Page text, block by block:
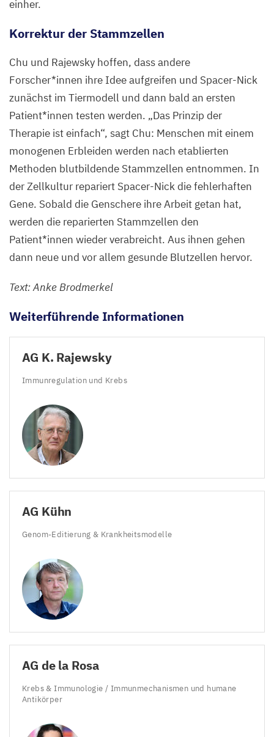
einher.
Korrektur der Stammzellen
Chu und Rajewsky hoffen, dass andere
Forscher*innen ihre Idee aufgreifen und Spacer-Nick
zunächst im Tiermodell und dann bald an ersten
Patient*innen testen werden. „Das Prinzip der
Therapie ist einfach“, sagt Chu: Menschen mit einem
monogenen Erbleiden werden nach etablierten
Methoden blutbildende Stammzellen entnommen. In
der Zellkultur repariert Spacer-Nick die fehlerhaften
Gene. Sobald die Genschere ihre Arbeit getan hat,
werden die reparierten Stammzellen den
Patient*innen wieder verabreicht. Aus ihnen gehen
dann neue und vor allem gesunde Blutzellen hervor.
Text: Anke Brodmerkel
Weiterführende Informationen
AG K. Rajewsky
Immunregulation und Krebs
AG Kühn
Genom-Editierung & Krankheitsmodelle
AG de la Rosa
Krebs & Immunologie / Immunmechanismen und humane
Antikörper